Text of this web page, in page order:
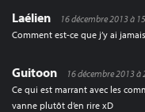
Laélien
16 décembre 2013 à
Comment est-ce que j’y ai
Guitoon
16 décembre 2013 à
Ce qui est marrant avec les
vanne plutôt d’en rire xD